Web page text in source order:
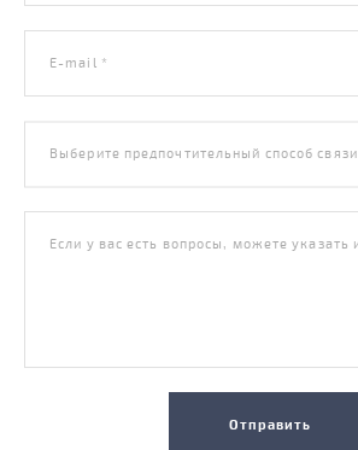
E-mail *
Выберите предпочтительный способ связи
Если у вас есть вопросы, можете указать
Отправить